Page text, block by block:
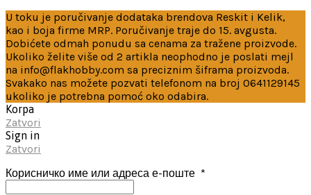
U toku je poručivanje dodataka brendova Reskit i Kelik,
kao i boja firme MRP. Poručivanje traje do 15. avgusta.
Dobićete odmah ponudu sa cenama za tražene proizvode.
Ukoliko želite više od 2 artikla neophodno je poslati mejl
na info@flakhobby.com sa preciznim šiframa proizvoda.
Svakako nas možete pozvati telefonom na broj 0641129145
ukoliko je potrebna pomoć oko odabira.
Korpa
Zatvori
Sign in
Zatvori
Корисничко име или адреса е-поште *